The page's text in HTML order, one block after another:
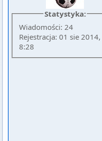
Statystyka:
Wiadomości: 24
Rejestracja: 01 sie 2014,
8:28